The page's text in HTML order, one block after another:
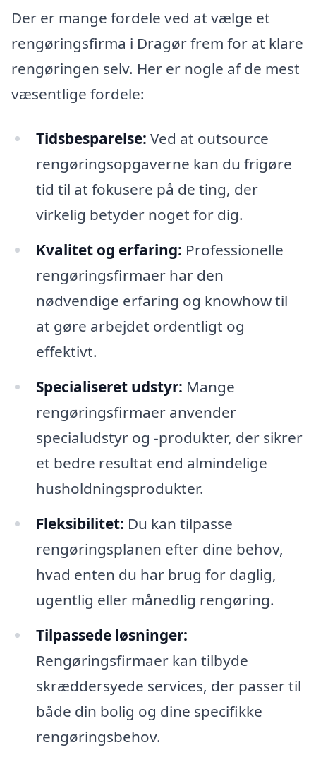
Der er mange fordele ved at vælge et
rengøringsfirma i Dragør frem for at klare
rengøringen selv. Her er nogle af de mest
væsentlige fordele:
Tidsbesparelse: Ved at outsource
rengøringsopgaverne kan du frigøre
tid til at fokusere på de ting, der
virkelig betyder noget for dig.
Kvalitet og erfaring: Professionelle
rengøringsfirmaer har den
nødvendige erfaring og knowhow til
at gøre arbejdet ordentligt og
effektivt.
Specialiseret udstyr: Mange
rengøringsfirmaer anvender
specialudstyr og -produkter, der sikrer
et bedre resultat end almindelige
husholdningsprodukter.
Fleksibilitet: Du kan tilpasse
rengøringsplanen efter dine behov,
hvad enten du har brug for daglig,
ugentlig eller månedlig rengøring.
Tilpassede løsninger:
Rengøringsfirmaer kan tilbyde
skræddersyede services, der passer til
både din bolig og dine specifikke
rengøringsbehov.